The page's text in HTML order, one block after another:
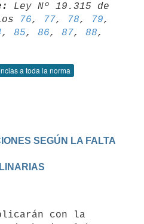
Ley Nº 19.315 de
76, 77, 78, 79
, 85, 86, 87, 88
a toda la norma
SEGÚN LA FALTA